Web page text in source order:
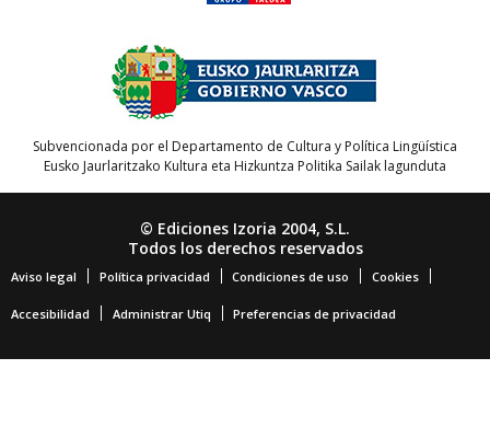
Subvencionada por el Departamento de Cultura y Política Lingüística
Eusko Jaurlaritzako Kultura eta Hizkuntza Politika Sailak lagunduta
© Ediciones Izoria 2004, S.L.
Todos los derechos reservados
Aviso legal Política privacidad Condiciones de uso Cookies
Accesibilidad Administrar Utiq Preferencias de privacidad